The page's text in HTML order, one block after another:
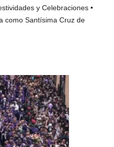
y Celebraciones •
como Santísima Cruz de